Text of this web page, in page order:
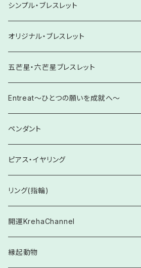
才能開花・実力発揮
人望・仁徳・絆
チャンスをつかむ・勝利
緊張緩和・プレッシャー解消
魅力向上・人気向上・ファンの期待に応える
悲しみを希望へ
怒りを感謝へ
愛の輝き放つ
依存からの脱却・改善
感性を輝かせる未来へ
感情のコントロール
五感を整える
【10㎜】四神獣ブレスレット
【12㎜」四神獣ブレスレット
原石
ブレスレット
ピアス・イヤリング
ストラップ
置石
お守りに
シンプル・ブレスレット
【6㎜】ブレスレット
【8㎜】ブレスレット
【10㎜】ブレスレット
【12㎜】ブレスレット
【11㎜】ブレスレット
【14㎜】ブレスレット
【13㎜】ブレスレット
オリジナル・ブレスレット
【Krehaオリジナル】ヒーリング・スペシャル
【Krehaオリジナル】覚醒・自己開花
【Krehaオリジナル】厄除け・邪気払い
【Krehaオリジナル】出逢い・絆と発展
【Krehaオリジナル】学業・仕事
【Kreha特製】人間関係
【Krehaオリジナル】妊娠・出産
五芒星・六芒星ブレスレット
五芒星ブレスレット
六芒星ブレスレット
対極ブレスレット
Entreat～ひとつの願いを成就へ～
Entreat 各種
【救いの環】Entreat ×叶え水晶
ペンダント
ピアス・イヤリング
ピアス
イヤリング
イヤーカフ
リング(指輪)
フリーサイズ
シルバー925製
各サイズ
開運KrehaChannel
ブレスレット
縁起動物